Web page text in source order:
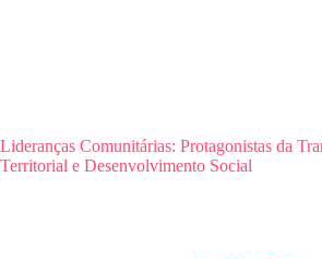
Lideranças Comunitárias: Protagonistas da
Territorial e Desenvolvimento Social